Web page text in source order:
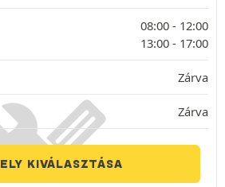
08:00 - 12:00
13:00 - 17:00
Zárva
Zárva
KIVÁLASZTÁSA